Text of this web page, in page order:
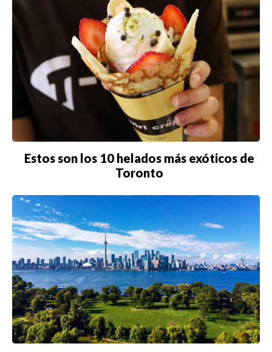
Estos son los 10 helados más exóticos de
Toronto